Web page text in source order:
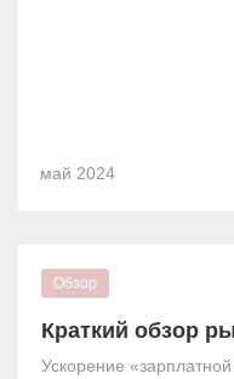
май 2024
Краткий обзор
Ускорение